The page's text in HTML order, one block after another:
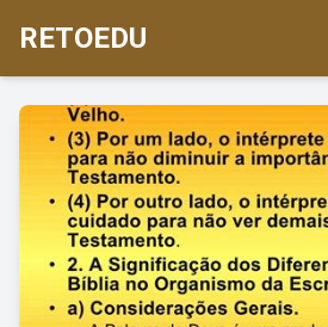
RETOEDU